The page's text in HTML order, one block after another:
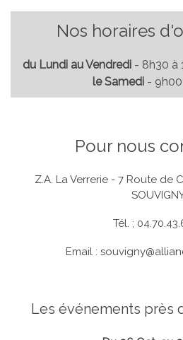
Nos horaires
du Lundi au Vendredi - 8h30 à
le Samedi - 9h00
Pour nous
Z.A. La Verrerie - 7 Route de
Tél. ;
Email :
Les événements près